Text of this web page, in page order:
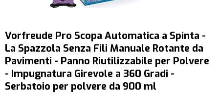
Vorfreude Pro Scopa Automatica a Spinta -
La Spazzola Senza Fili Manuale Rotante da
Pavimenti - Panno Riutilizzabile per Polvere
- Impugnatura Girevole a 360 Gradi -
Serbatoio per polvere da 900 ml